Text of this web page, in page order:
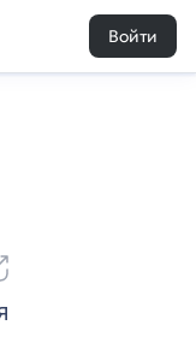
Войти
0 0